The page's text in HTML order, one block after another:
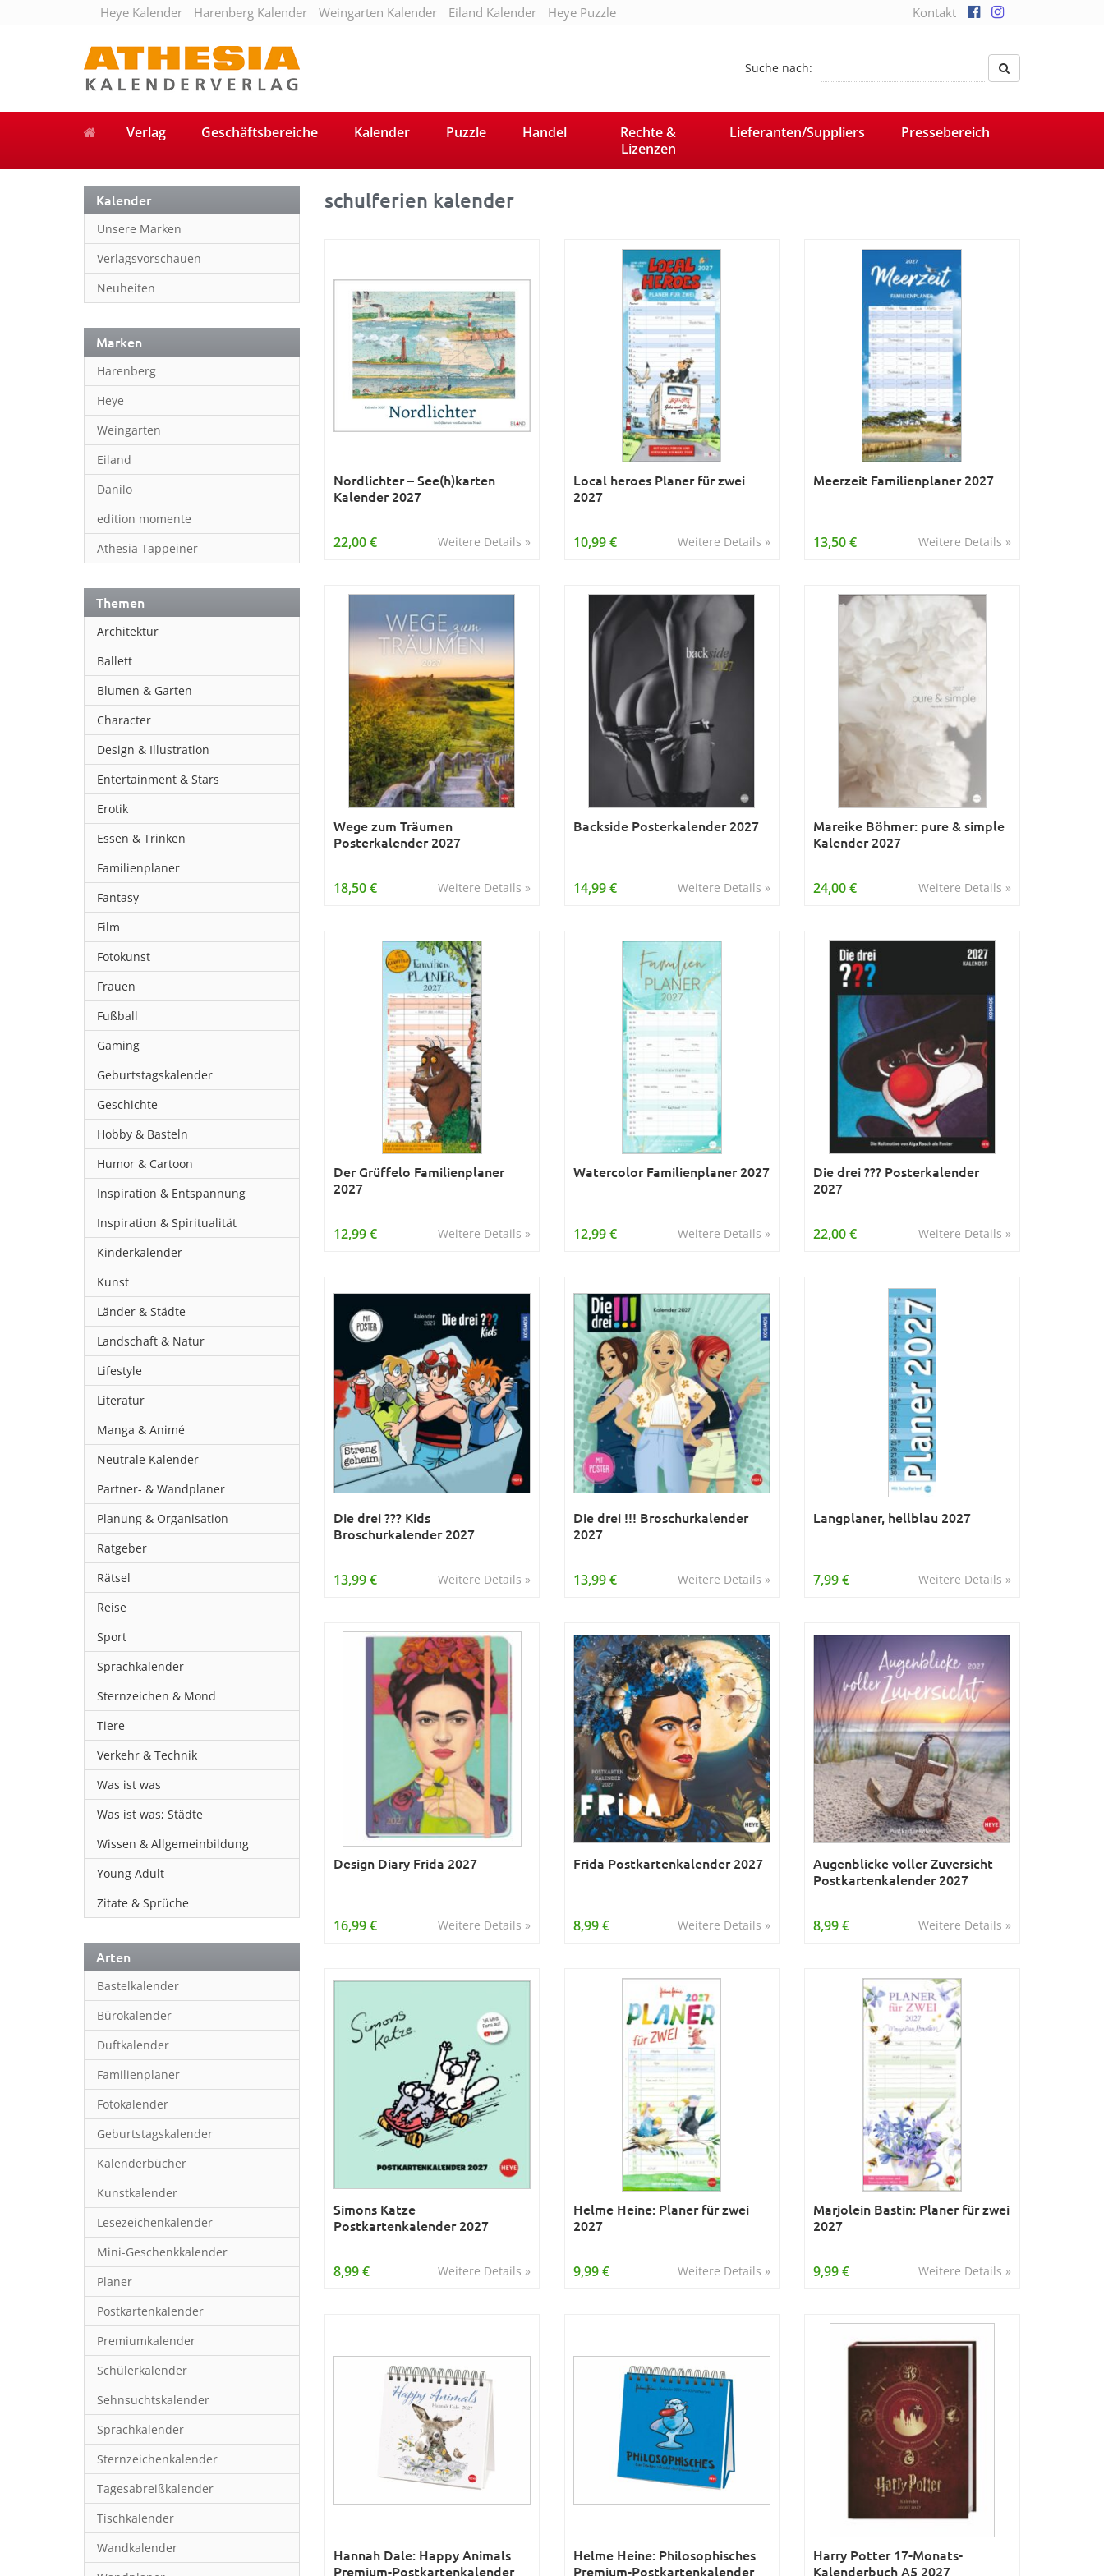
Heye Kalender Harenberg Kalender Weingarten Kalender Eiland Kalender Heye Puzzle Kontakt
Suche nach:
Verlag Geschäftsbereiche Kalender Puzzle Handel
Rechte &
Lizenzen
Lieferanten/Suppliers Pressebereich
Kalender
Unsere Marken
Verlagsvorschauen
Neuheiten
Marken
Harenberg
Heye
Weingarten
Eiland
Danilo
edition momente
Athesia Tappeiner
Themen
Architektur
Ballett
Blumen & Garten
Character
Design & Illustration
Entertainment & Stars
Erotik
Essen & Trinken
Familienplaner
Fantasy
Film
Fotokunst
Frauen
Fußball
Gaming
Geburtstagskalender
Geschichte
Hobby & Basteln
Humor & Cartoon
Inspiration & Entspannung
Inspiration & Spiritualität
Kinderkalender
Kunst
Länder & Städte
Landschaft & Natur
Lifestyle
Literatur
Manga & Animé
Neutrale Kalender
Partner- & Wandplaner
Planung & Organisation
Ratgeber
Rätsel
Reise
Sport
Sprachkalender
Sternzeichen & Mond
Tiere
Verkehr & Technik
Was ist was
Was ist was; Städte
Wissen & Allgemeinbildung
Young Adult
Zitate & Sprüche
Arten
Bastelkalender
Bürokalender
Duftkalender
Familienplaner
Fotokalender
Geburtstagskalender
Kalenderbücher
Kunstkalender
Lesezeichenkalender
Mini-Geschenkkalender
Planer
Postkartenkalender
Premiumkalender
Schülerkalender
Sehnsuchtskalender
Sprachkalender
Sternzeichenkalender
Tagesabreißkalender
Tischkalender
Wandkalender
schulferien kalender
Nordlichter – See(h)karten
Kalender 2027
Weitere Details »
22,00 €
Local heroes Planer für zwei
2027
Weitere Details »
10,99 €
Meerzeit Familienplaner 2027
Weitere Details »
13,50 €
Wege zum Träumen
Posterkalender 2027
Weitere Details »
18,50 €
Backside Posterkalender 2027
Weitere Details »
14,99 €
Mareike Böhmer: pure & simple
Kalender 2027
Weitere Details »
24,00 €
Der Grüffelo Familienplaner
2027
Weitere Details »
12,99 €
Watercolor Familienplaner 2027
Weitere Details »
12,99 €
Die drei ??? Posterkalender
2027
Weitere Details »
22,00 €
Die drei ??? Kids
Broschurkalender 2027
Weitere Details »
13,99 €
Die drei !!! Broschurkalender
2027
Weitere Details »
13,99 €
Langplaner, hellblau 2027
Weitere Details »
7,99 €
Design Diary Frida 2027
Weitere Details »
16,99 €
Frida Postkartenkalender 2027
Weitere Details »
8,99 €
Augenblicke voller Zuversicht
Postkartenkalender 2027
Weitere Details »
8,99 €
Simons Katze
Postkartenkalender 2027
Weitere Details »
8,99 €
Helme Heine: Planer für zwei
2027
Weitere Details »
9,99 €
Marjolein Bastin: Planer für zwei
2027
Weitere Details »
9,99 €
Hannah Dale: Happy Animals
Premium-Postkartenkalender
Helme Heine: Philosophisches
Premium-Postkartenkalender
Harry Potter 17-Monats-
Kalenderbuch A5 2027